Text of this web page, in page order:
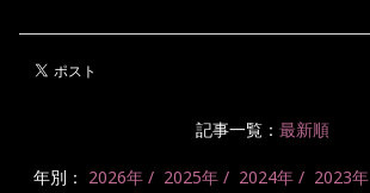
記事一覧： 最新順
年別： 2026年 2025年 2024年 2023年